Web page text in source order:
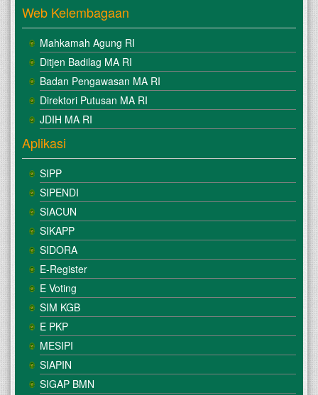
Web Kelembagaan
Mahkamah Agung RI
Ditjen Badilag MA RI
Badan Pengawasan MA RI
Direktori Putusan MA RI
JDIH MA RI
Aplikasi
SIPP
SIPENDI
SIACUN
SIKAPP
SIDORA
E-Register
E Voting
SIM KGB
E PKP
MESIPI
SIAPIN
SIGAP BMN